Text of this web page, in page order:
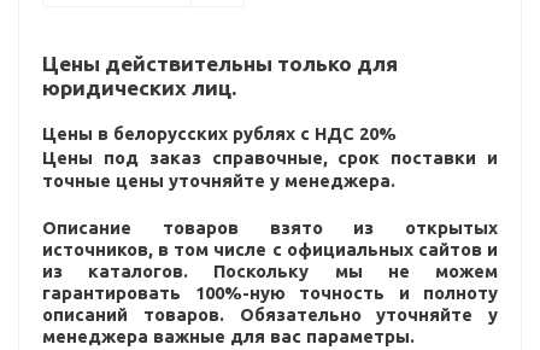
Цены действительны только для
юридических лиц.
Цены в белорусских рублях с НДС 20%
Цены под заказ справочные, срок поставки и
точные цены уточняйте у менеджера.
Описание товаров взято из открытых
источников, в том числе с официальных сайтов и
из каталогов. Поскольку мы не можем
гарантировать 100%-ную точность и полноту
описаний товаров. Обязательно уточняйте у
менеджера важные для вас параметры.